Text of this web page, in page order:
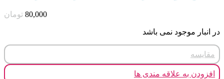
80,000 تومان
در انبار موجود نمی باشد
مقایسه
افزودن به علاقه مندی ها